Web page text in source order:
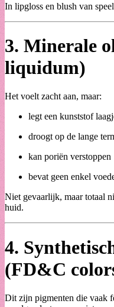
In lipgloss en blush van
3. Minerale
liquidum)
Het voelt zacht aan, maar:
legt een kunststof
droogt op de lange
kan poriën verstoppen
bevat geen enkel
Niet gevaarlijk, maar totaal
huid.
4.
(FD&C
Dit zijn pigmenten die vaak